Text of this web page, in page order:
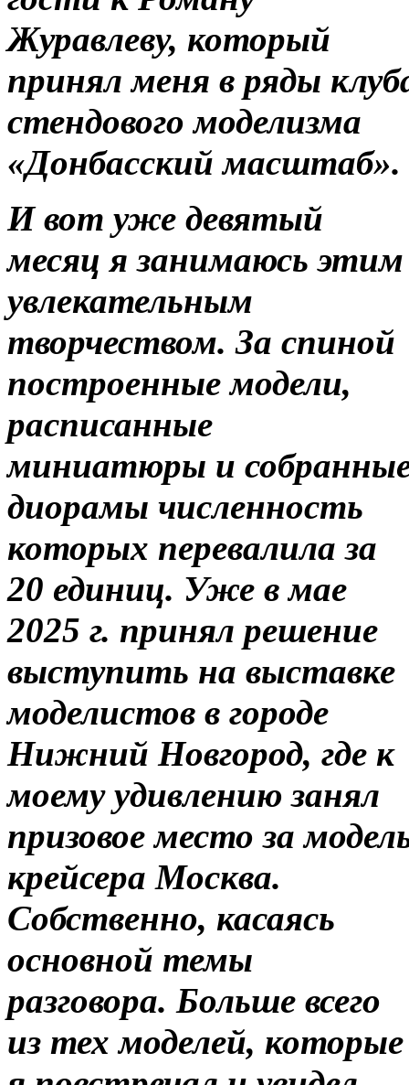
Журавлеву, который
принял меня в ряды
стендового моделизма
«Донбасский масштаб».
И вот уже девятый
месяц я занимаюсь этим
увлекательным
творчеством. За спиной
построенные модели,
расписанные
миниатюры и
диорамы численность
которых перевалила за
20 единиц. Уже в мае
2025 г. принял решение
выступить на выставке
моделистов в городе
Нижний Новгород, где к
моему удивлению занял
призовое место за
крейсера Москва.
Собственно, касаясь
основной темы
разговора. Больше всего
из тех моделей, которые